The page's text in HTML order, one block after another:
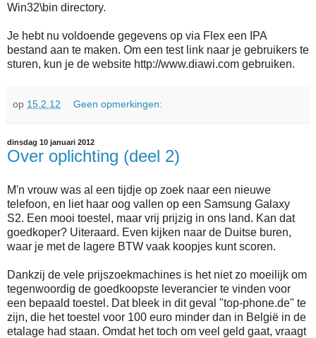
Win32\bin directory.
Je hebt nu voldoende gegevens op via Flex een IPA
bestand aan te maken. Om een test link naar je gebruikers te
sturen, kun je de website http://www.diawi.com gebruiken.
op 15.2.12 Geen opmerkingen:
dinsdag 10 januari 2012
Over oplichting (deel 2)
M'n vrouw was al een tijdje op zoek naar een nieuwe
telefoon, en liet haar oog vallen op een Samsung Galaxy
S2. Een mooi toestel, maar vrij prijzig in ons land. Kan dat
goedkoper? Uiteraard. Even kijken naar de Duitse buren,
waar je met de lagere BTW vaak koopjes kunt scoren.
Dankzij de vele prijszoekmachines is het niet zo moeilijk om
tegenwoordig de goedkoopste leverancier te vinden voor
een bepaald toestel. Dat bleek in dit geval "top-phone.de" te
zijn, die het toestel voor 100 euro minder dan in België in de
etalage had staan. Omdat het toch om veel geld gaat, vraagt